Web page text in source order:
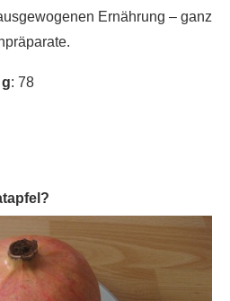
Ernährung – ganz
: 78